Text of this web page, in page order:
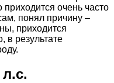
приходится очень часто
понял причину –
приходится
в результате